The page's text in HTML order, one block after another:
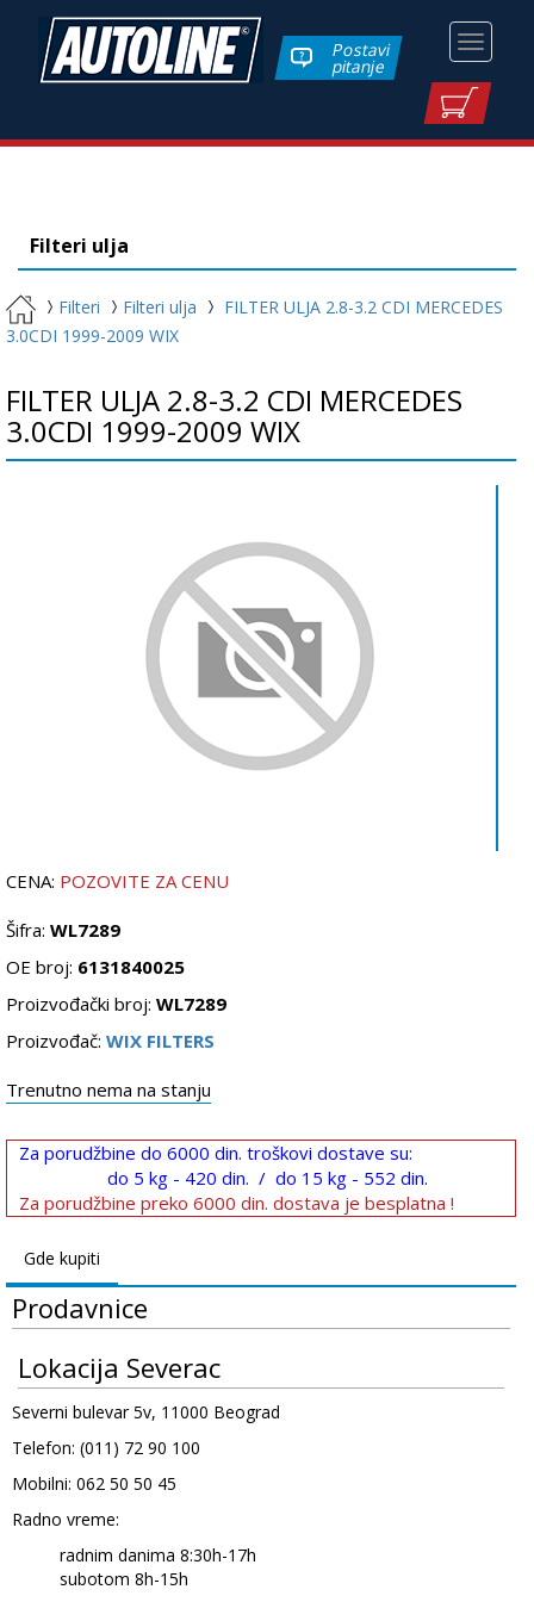
Toggle
Postavi
pitanje
Filteri ulja
Filteri Filteri ulja
FILTER ULJA 2.8-3.2 CDI MERCEDES
3.0CDI 1999-2009 WIX
FILTER ULJA 2.8-3.2 CDI MERCEDES
3.0CDI 1999-2009 WIX
CENA: POZOVITE ZA CENU
Šifra: WL7289
OE broj: 6131840025
Proizvođački broj: WL7289
Proizvođač: WIX FILTERS
Trenutno nema na stanju
Za porudžbine do 6000 din. troškovi dostave su:
do 5 kg - 420 din. / do 15 kg - 552 din.
Za porudžbine preko 6000 din. dostava je besplatna !
Gde kupiti
Prodavnice
Lokacija Severac
Severni bulevar 5v, 11000 Beograd
Telefon: (011) 72 90 100
Mobilni: 062 50 50 45
Radno vreme:
radnim danima 8:30h-17h
subotom 8h-15h